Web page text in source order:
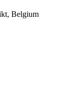
Belgium